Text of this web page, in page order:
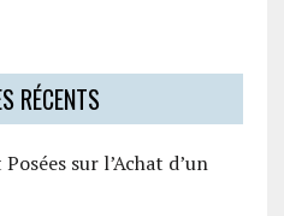
RÉCENTS
sur l’Achat d’un